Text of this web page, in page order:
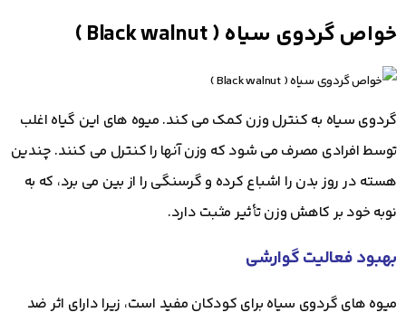
خواص گردوی سیاه ( Black walnut )
گردوی سیاه به کنترل وزن کمک می کند. میوه های این گیاه اغلب
توسط افرادی مصرف می شود که وزن آنها را کنترل می کنند. چندین
هسته در روز بدن را اشباع کرده و گرسنگی را از بین می برد، که به
نوبه خود بر کاهش وزن تأثیر مثبت دارد.
بهبود فعالیت گوارشی
میوه های گردوی سیاه برای کودکان مفید است، زیرا دارای اثر ضد